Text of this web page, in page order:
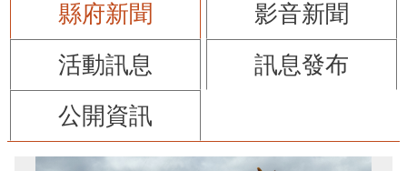
縣府新聞
影音新聞
活動訊息
訊息發布
公開資訊